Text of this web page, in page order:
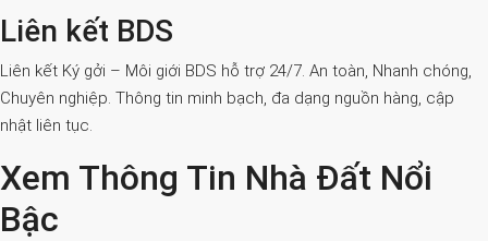
Liên kết BDS
Liên kết Ký gởi – Môi giới BDS hỗ trợ 24/7. An toàn, Nhanh chóng,
Chuyên nghiệp. Thông tin minh bạch, đa dạng nguồn hàng, cập
nhật liên tục.
Xem Thông Tin Nhà Đất Nổi
Bậc